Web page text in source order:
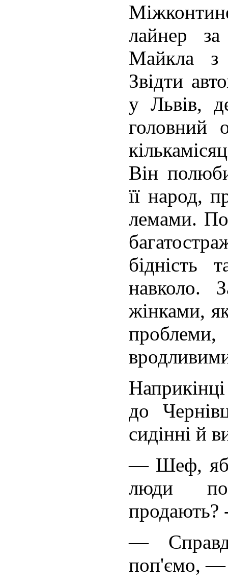
лайнер за
Майкла з
Звід­ти
у Львів,
головний
Він
її народ,
лемами.
бідність
навко­ло.
жінками,
Наприкінці
до
сидінні й
— Шеф,
люди
продають?
—
поп'ємо, —